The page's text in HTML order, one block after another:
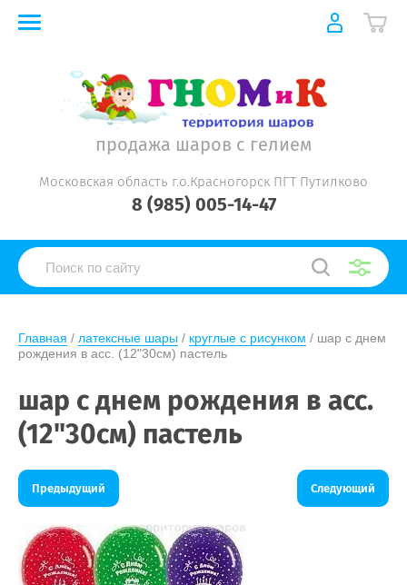
продажа шаров с гелием
Московская область г.о.Красногорск ПГТ Путилково
8 (985) 005-14-47
Главная / латексные шары / круглые с рисунком / шар с днем
рождения в асс. (12"30см) пастель
шар с днем рождения в асс.
(12"30см) пастель
Предыдущий Следующий